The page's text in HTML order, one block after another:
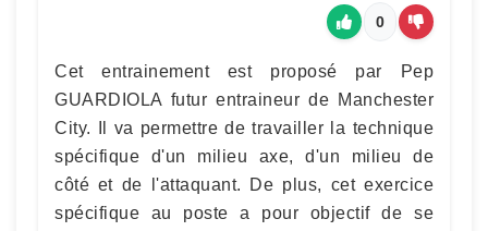
0
Cet entrainement est proposé par Pep
GUARDIOLA futur entraineur de Manchester
City. Il va permettre de travailler la technique
spécifique d'un milieu axe, d'un milieu de
côté et de l'attaquant. De plus, cet exercice
spécifique au poste a pour objectif de se